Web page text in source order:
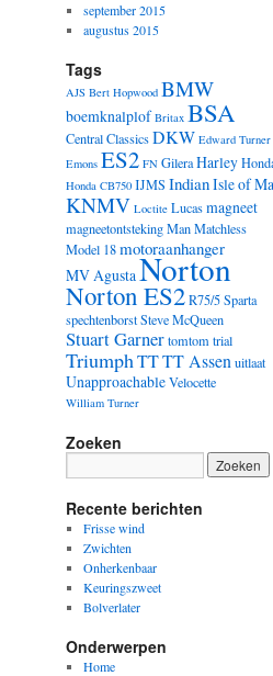
september 2015
augustus 2015
Tags
AJS Bert Hopwood BMW
boemknalplof Britax BSA
Central ClassicsDKW Edward Turner
Emons ES2 FN GileraHarley
Honda CB750 IJMS IndianIsle of
KNMV Loctite Lucasmagneet
magneetontstekingManMatchless
Model 18motoraanhanger
MV AgustaNorton
Norton ES2R75/5Sparta
spechtenborstSteve McQueen
Stuart Garnertomtom trial
TriumphTTTT Assen uitlaat
UnapproachableVelocette
William Turner
Zoeken
Recente berichten
Frisse wind
Zwichten
Onherkenbaar
Keuringszweet
Bolverlater
Onderwerpen
Home